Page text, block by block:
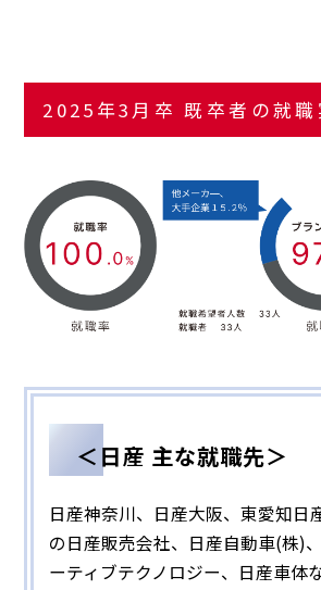
2025年3月卒 既卒者の就職
＜日産 主な就職先＞
日産神奈川、日産大阪、東愛知日
の日産販売会社、日産自動車(株)
ーティブテクノロジー、日産車体